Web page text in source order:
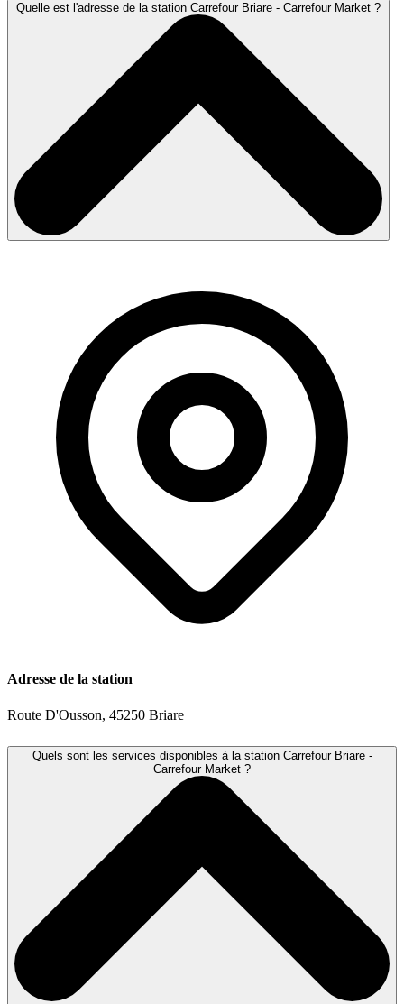
Quelle est l'adresse de la station Carrefour Briare - Carrefour Market ?
Adresse de la station
Route D'Ousson, 45250 Briare
Quels sont les services disponibles à la station Carrefour Briare -
Carrefour Market ?